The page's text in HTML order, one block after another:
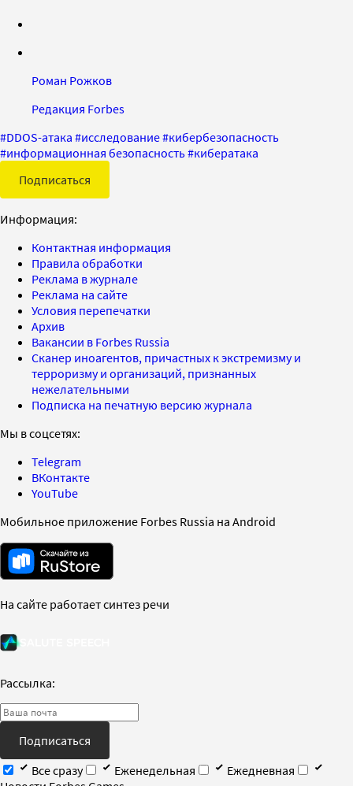
Роман Рожков
Редакция Forbes
#DDOS-атака #исследование#кибербезопасность
#информационная безопасность#кибератака
Подписаться
Информация:
Контактная информация
Правила обработки
Реклама в журнале
Реклама на сайте
Условия перепечатки
Архив
Вакансии в Forbes Russia
Сканер иноагентов, причастных к экстремизму и
терроризму и организаций, признанных
нежелательными
Подписка на печатную версию журнала
Мы в соцсетях:
Telegram
ВКонтакте
YouTube
Мобильное приложение Forbes Russia на Android
На сайте работает синтез речи
Рассылка:
Подписаться
Все сразу
Еженедельная
Ежедневная